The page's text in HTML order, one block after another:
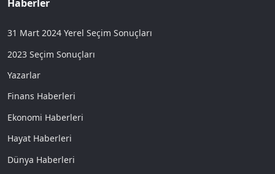
Haberler
31 Mart 2024 Yerel Seçim Sonuçları
2023 Seçim Sonuçları
Yazarlar
Finans Haberleri
Ekonomi Haberleri
Hayat Haberleri
Dünya Haberleri